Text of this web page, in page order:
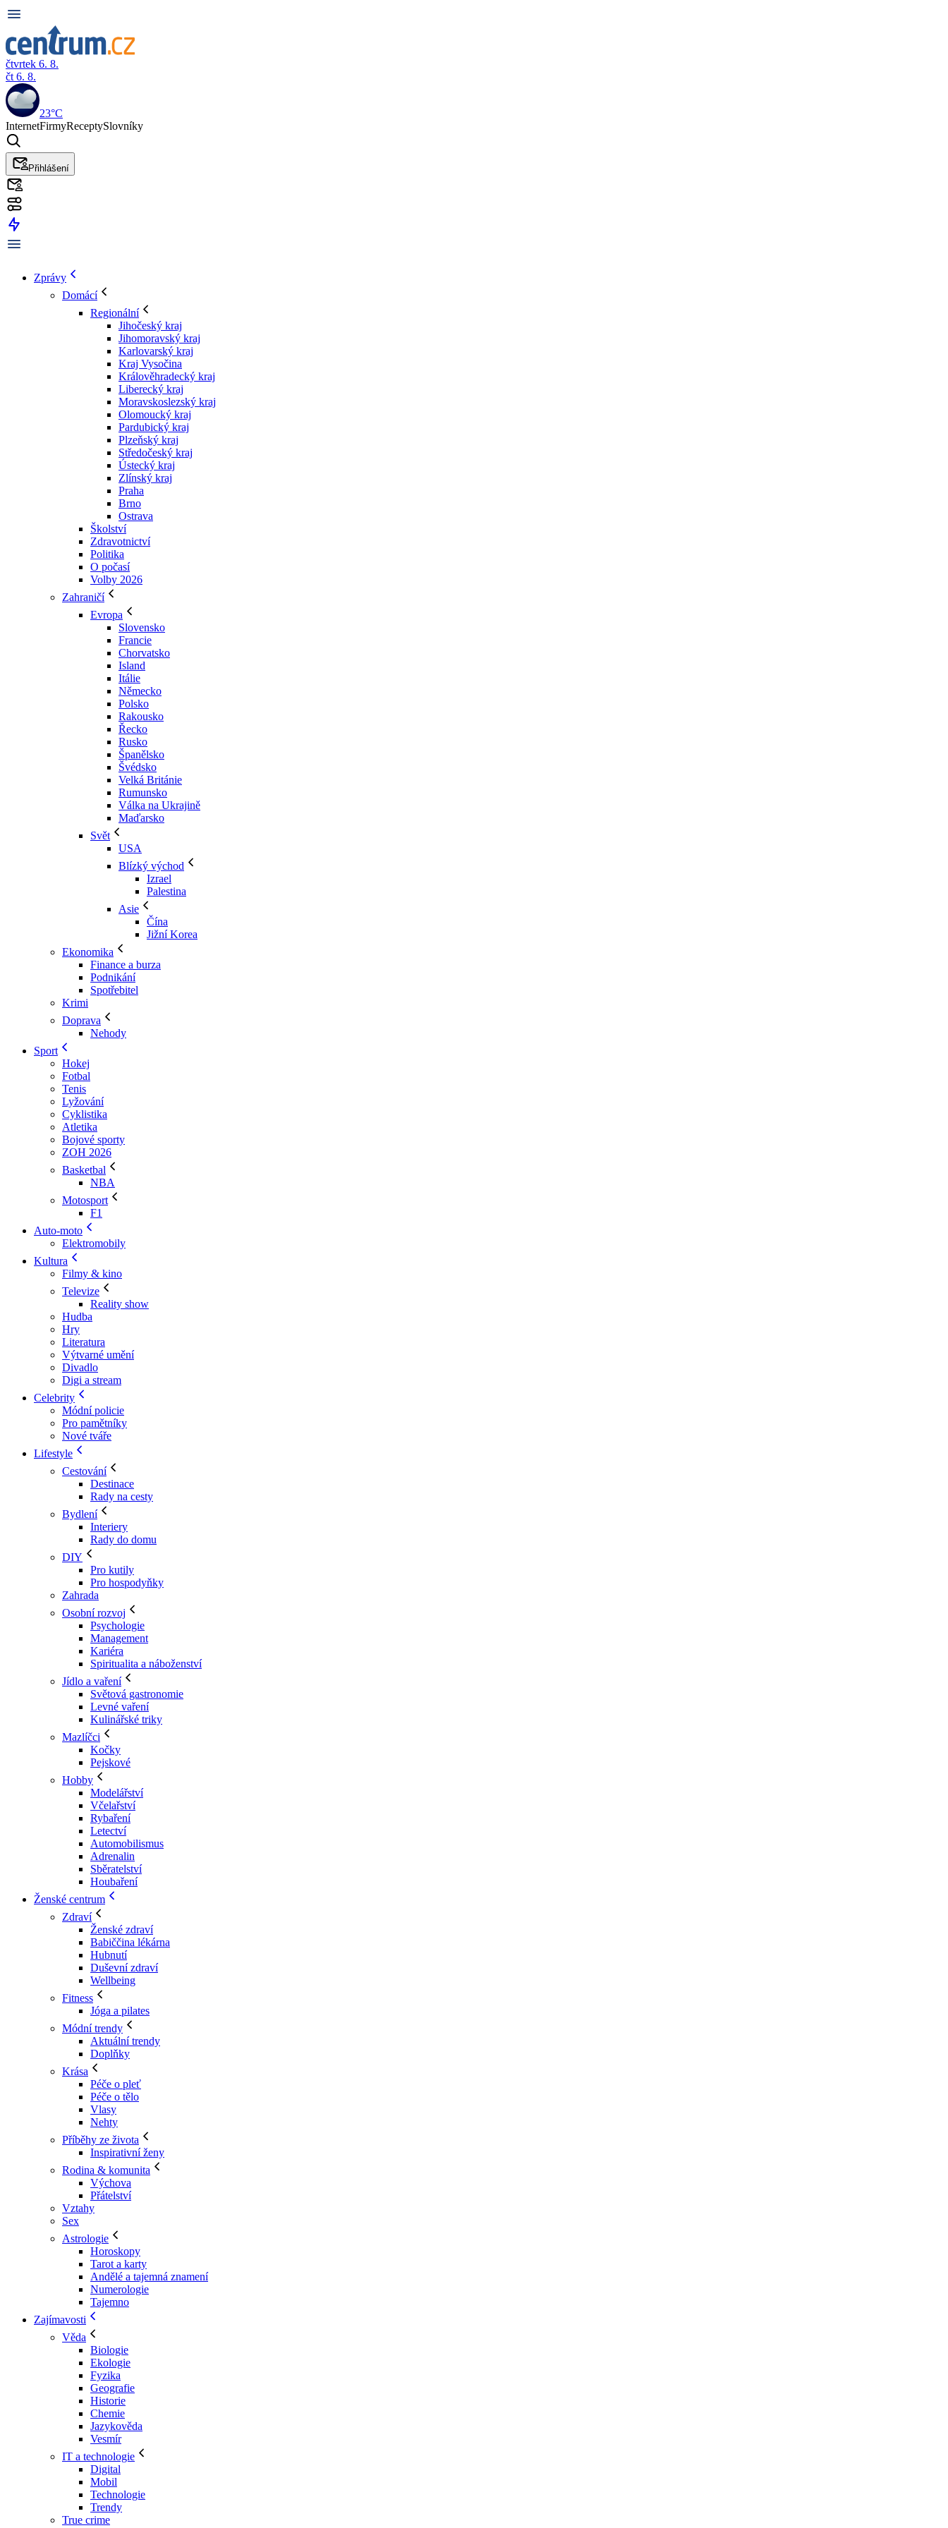
čtvrtek 6. 8.
čt 6. 8.
23°C
InternetFirmyReceptySlovníky
Přihlášení
Zprávy
Domácí
Regionální
Jihočeský kraj
Jihomoravský kraj
Karlovarský kraj
Kraj Vysočina
Králověhradecký kraj
Liberecký kraj
Moravskoslezský kraj
Olomoucký kraj
Pardubický kraj
Plzeňský kraj
Středočeský kraj
Ústecký kraj
Zlínský kraj
Praha
Brno
Ostrava
Školství
Zdravotnictví
Politika
O počasí
Volby 2026
Zahraničí
Evropa
Slovensko
Francie
Chorvatsko
Island
Itálie
Německo
Polsko
Rakousko
Řecko
Rusko
Španělsko
Švédsko
Velká Británie
Rumunsko
Válka na Ukrajině
Maďarsko
Svět
USA
Blízký východ
Izrael
Palestina
Asie
Čína
Jižní Korea
Ekonomika
Finance a burza
Podnikání
Spotřebitel
Krimi
Doprava
Nehody
Sport
Hokej
Fotbal
Tenis
Lyžování
Cyklistika
Atletika
Bojové sporty
ZOH 2026
Basketbal
NBA
Motosport
F1
Auto-moto
Elektromobily
Kultura
Filmy & kino
Televize
Reality show
Hudba
Hry
Literatura
Výtvarné umění
Divadlo
Digi a stream
Celebrity
Módní policie
Pro pamětníky
Nové tváře
Lifestyle
Cestování
Destinace
Rady na cesty
Bydlení
Interiery
Rady do domu
DIY
Pro kutily
Pro hospodyňky
Zahrada
Osobní rozvoj
Psychologie
Management
Kariéra
Spiritualita a náboženství
Jídlo a vaření
Světová gastronomie
Levné vaření
Kulinářské triky
Mazlíčci
Kočky
Pejskové
Hobby
Modelářství
Včelařství
Rybaření
Letectví
Automobilismus
Adrenalin
Sběratelství
Houbaření
Ženské centrum
Zdraví
Ženské zdraví
Babiččina lékárna
Hubnutí
Duševní zdraví
Wellbeing
Fitness
Jóga a pilates
Módní trendy
Aktuální trendy
Doplňky
Krása
Péče o pleť
Péče o tělo
Vlasy
Nehty
Příběhy ze života
Inspirativní ženy
Rodina & komunita
Výchova
Přátelství
Vztahy
Sex
Astrologie
Horoskopy
Tarot a karty
Andělé a tajemná znamení
Numerologie
Tajemno
Zajímavosti
Věda
Biologie
Ekologie
Fyzika
Geografie
Historie
Chemie
Jazykověda
Vesmír
IT a technologie
Digital
Mobil
Technologie
Trendy
True crime